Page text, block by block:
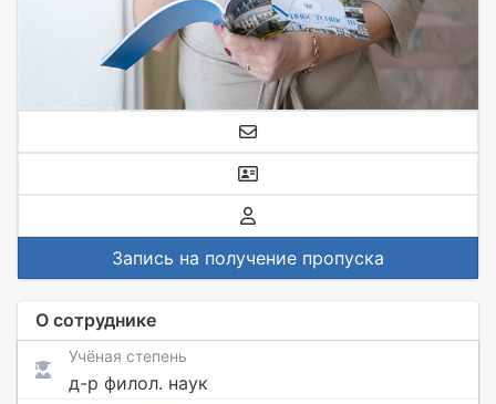
Запись на получение пропуска
О сотруднике
Учёная степень
д-р филол. наук